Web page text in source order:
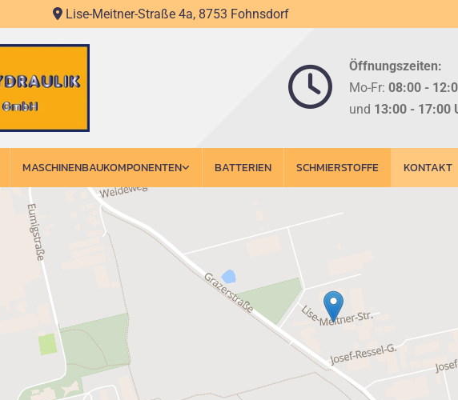
Lise-Meitner-Straße 4a, 8753 Fohnsdorf

Öffnungszeiten:
Mo-Fr: 08:00 -
und 13:00 - 17:00
MASCHINENBAUKOMPONENTEN BATTERIEN SCHMIERSTOFFE KONTAKT